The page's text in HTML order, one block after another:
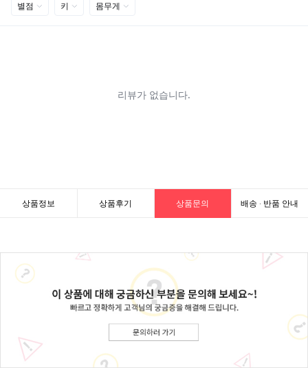
상품정보 상품후기 상품문의 배송 · 반품 안내